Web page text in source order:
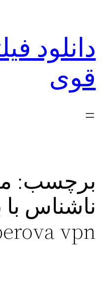
دانلود
قوی
برچسب:
ناشناس با
vpn